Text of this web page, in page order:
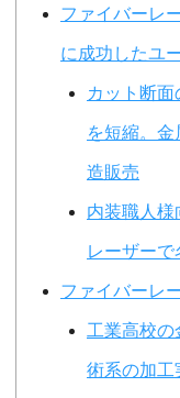
ファイバーレ
に成功したユ
カット断
を短縮。
造販売
内装職人様
レーザー
ファイバーレ
工業高校
術系の加工